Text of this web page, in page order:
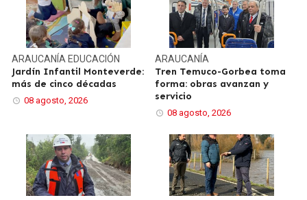
ARAUCANÍA EDUCACIÓN
Jardín Infantil Monteverde:
más de cinco décadas
08 agosto, 2026
ARAUCANÍA
Tren Temuco-Gorbea toma
forma: obras avanzan y
servicio
08 agosto, 2026